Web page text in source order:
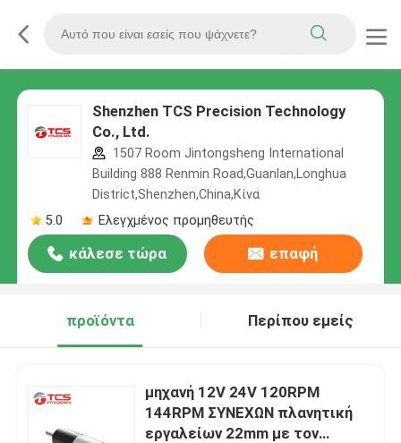
Shenzhen TCS Precision Technology
Co., Ltd.
1507 Room Jintongsheng International
Building 888 Renmin Road,Guanlan,Longhua
District,Shenzhen,China,Κίνα
5.0
Ελεγχμένος προμηθευτής
κάλεσε τώρα επαφή
προϊόντα Περίπου εμείς
μηχανή 12V 24V 120RPM
144RPM ΣΥΝΕΧΩΝ πλανητική
εργαλείων 22mm με τον